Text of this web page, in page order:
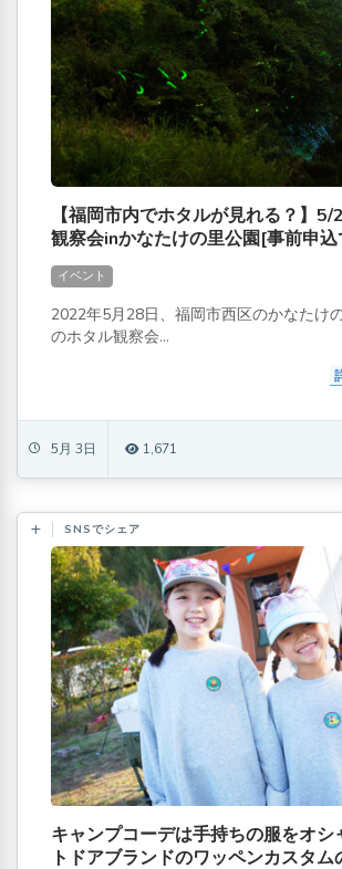
【福岡市内でホタルが見れる？】
観察会inかなたけの里公園[事前申
イベント
2022年5月28日、福岡市西区のかなたけ
のホタル観察会...
5月 3日 1,671
SNSでシェア
キャンプコーデは手持ちの服をオシ
トドアブランドのワッペンカスタム